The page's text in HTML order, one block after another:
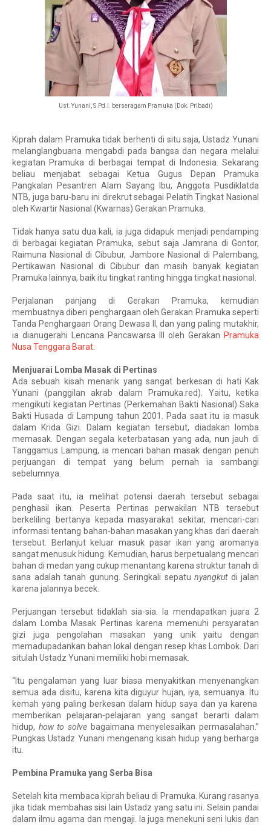
Ust. Yunani, S.Pd.I. berseragam Pramuka (Dok. Pribadi)
Kiprah dalam Pramuka tidak berhenti di situ saja, Ustadz Yunani
melanglangbuana mengabdi pada bangsa dan negara melalui
kegiatan Pramuka di berbagai tempat di Indonesia. Sekarang
beliau menjabat sebagai Ketua Gugus Depan Pramuka
Pangkalan Pesantren Alam Sayang Ibu, Anggota Pusdiklatda
NTB, juga baru-baru ini direkrut sebagai Pelatih Tingkat Nasional
oleh Kwartir Nasional (Kwarnas) Gerakan Pramuka.
Tidak hanya satu dua kali, ia juga didapuk menjadi pendamping
di berbagai kegiatan Pramuka, sebut saja Jamrana di Gontor,
Raimuna Nasional di Cibubur, Jambore Nasional di Palembang,
Pertikawan Nasional di Cibubur dan masih banyak kegiatan
Pramuka lainnya, baik itu tingkat ranting hingga tingkat nasional.
Perjalanan panjang di Gerakan Pramuka, kemudian
membuatnya diberi penghargaan oleh Gerakan Pramuka seperti
Tanda Penghargaan Orang Dewasa II, dan yang paling mutakhir,
ia dianugerahi Lencana Pancawarsa III oleh Gerakan Pramuka
Nusa Tenggara Barat
Menjuarai Lomba Masak di Pertinas
Ada sebuah kisah menarik yang sangat berkesan di hati Kak
Yunani (panggilan akrab dalam Pramuka.red). Yaitu, ketika
mengikuti kegiatan Pertinas (Perkemahan Bakti Nasional) Saka
Bakti Husada di Lampung tahun 2001. Pada saat itu ia masuk
dalam Krida Gizi. Dalam kegiatan tersebut, diadakan lomba
memasak. Dengan segala keterbatasan yang ada, nun jauh di
Tanggamus Lampung, ia mencari bahan masak dengan penuh
perjuangan di tempat yang belum pernah ia sambangi
sebelumnya.
Pada saat itu, ia melihat potensi daerah tersebut sebagai
penghasil ikan. Peserta Pertinas perwakilan NTB tersebut
berkeliling bertanya kepada masyarakat sekitar, mencari-cari
informasi tentang bahan-bahan masakan yang khas dari daerah
tersebut. Berlanjut keluar masuk pasar ikan yang aromanya
sangat menusuk hidung. Kemudian, harus berpetualang mencari
bahan di medan yang cukup menantang karena struktur tanah di
sana adalah tanah gunung. Seringkali sepatu nyangkut di jalan
karena jalannya becek.
Perjuangan tersebut tidaklah sia-sia. Ia mendapatkan juara 2
dalam Lomba Masak Pertinas karena memenuhi persyaratan
gizi juga pengolahan masakan yang unik yaitu dengan
memadupadankan bahan lokal dengan resep khas Lombok. Dari
situlah Ustadz Yunani memiliki hobi memasak.
“Itu pengalaman yang luar biasa menyakitkan menyenangkan
semua ada disitu, karena kita diguyur hujan, iya, semuanya. Itu
kemah yang paling berkesan dalam hidup saya dan ya karena
memberikan pelajaran-pelajaran yang sangat berarti dalam
hidup, how to solve bagaimana menyelesaikan permasalahan.”
Pungkas Ustadz Yunani mengenang kisah hidup yang berharga
itu.
Pembina Pramuka yang Serba Bisa
Setelah kita membaca kiprah beliau di Pramuka. Kurang rasanya
jika tidak membahas sisi lain Ustadz yang satu ini. Selain pandai
dalam ilmu agama dan mengaji. Ia juga menekuni seni lukis dan